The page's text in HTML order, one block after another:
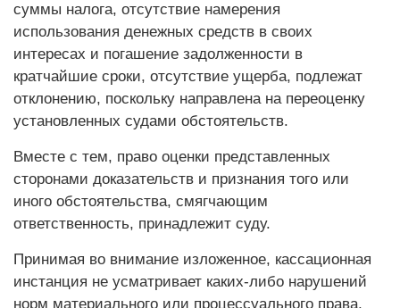
суммы налога, отсутствие намерения
использования денежных средств в своих
интересах и погашение задолженности в
кратчайшие сроки, отсутствие ущерба, подлежат
отклонению, поскольку направлена на переоценку
установленных судами обстоятельств.
Вместе с тем, право оценки представленных
сторонами доказательств и признания того или
иного обстоятельства, смягчающим
ответственность, принадлежит суду.
Принимая во внимание изложенное, кассационная
инстанция не усматривает каких-либо нарушений
норм материального или процессуального права,